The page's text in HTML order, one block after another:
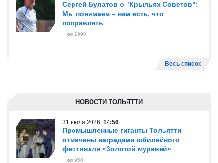
Сергей Булатов о "Крыльях Советов":
Мы понимаем – нам есть, что
поправлять
1990
Весь список
НОВОСТИ ТОЛЬЯТТИ
31 июля 2026 14:56
Промышленные гиганты Тольятти
отмечены наградами юбилейного
фестиваля «Золотой муравей»
950